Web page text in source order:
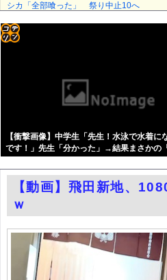
シカ「全部喰った」 祭り中止10へ
熊本避難所で大工が手伝おうとしたら「
【原爆の日】被爆語り部80代おじいちゃ
【愛知】溺れかけた小学生の息子を助け
【画像】AIレベルの綺麗すぎるプロポーズ
なぜフランス人はこれほど日本が好きな
テスラ、26年中に日本の納車拠点を6割
【画像】マツダが黒字転換！！CX-5がバ
【画像】みいちゃんと山田さん、日本の
エロ漫画『黒髪女子をとにかく愛でたい
【悲報】テレ東の若手女子アナ「国民が
元子役の紫堂るいの競泳水着おっぱいポロ
中国「大豪雨！」三峡ダム「基礎部分破
職場の人妻と不倫をして、ついに、、、
【衝撃画像】中学生「先生！水泳で水着に
です！」先生「分かった」→結果まさかの
自動
更新
【動画】飛田新地、
ｗ